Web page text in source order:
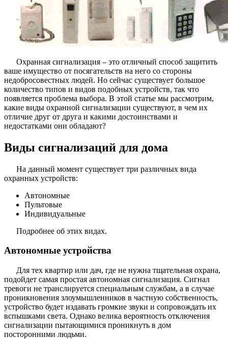
Охранная сигнализация – это отличный способ защитить
ваше имущество от посягательств на него со стороны
недобросовестных людей. Но сейчас существует большое
количество типов и видов подобных устройств, так что
появляется проблема выбора. В этой статье мы рассмотрим,
какие виды охранной сигнализации существуют, в чем их
отличие друг от друга и какими достоинствами и
недостатками они обладают?
Виды сигнализаций для дома
На данный момент существует три различных вида
охранных устройств:
Автономные
Пультовые
Индивидуальные
Подробнее об этих видах.
Автономные устройства
Для тех квартир или дач, где не нужна тщательная охрана,
подойдет самая простая автономная сигнализация. Сигнал
тревоги не транслируется специальным службам, а в случае
проникновения злоумышленников в частную собственность,
устройство будет издавать громкие звуки и сопровождать их
вспышками света. Однако велика вероятность отключения
сигнализации пытающимися проникнуть в дом
посторонними людьми.